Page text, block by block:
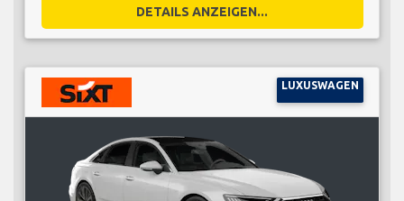
DETAILS ANZEIGEN...
LUXUSWAGEN